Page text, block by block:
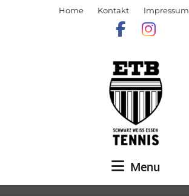
Home Kontakt Impressum
Menu